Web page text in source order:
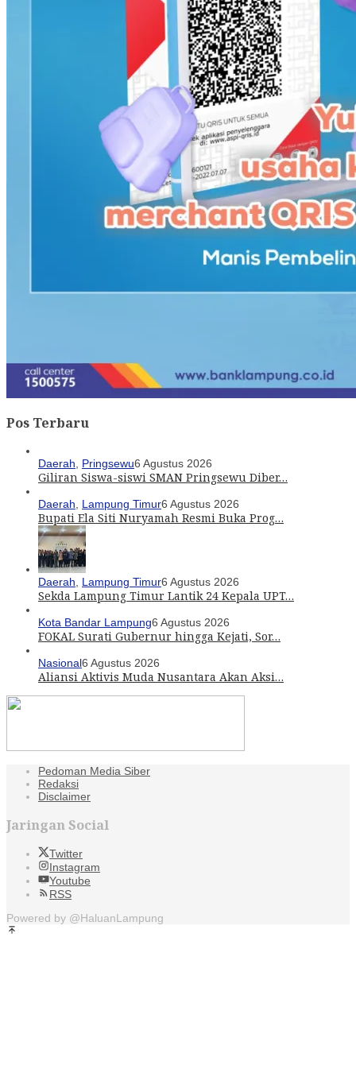
Pos Terbaru
Daerah Pringsewu6 Agustus 2026
Giliran Siswa-siswi SMAN Pringsewu Diber…
Daerah Lampung Timur6 Agustus 2026
Bupati Ela Siti Nuryamah Resmi Buka Prog…
Daerah Lampung Timur6 Agustus 2026
Sekda Lampung Timur Lantik 24 Kepala UPT…
Kota Bandar Lampung6 Agustus 2026
FOKAL Surati Gubernur hingga Kejati, Sor…
Nasional6 Agustus 2026
Aliansi Aktivis Muda Nusantara Akan Aksi…
Pedoman Media Siber
Redaksi
Disclaimer
Jaringan Social
Twitter
Instagram
Youtube
RSS
Powered by @HaluanLampung